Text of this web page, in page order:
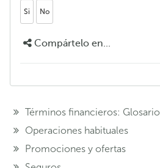
Si No
Compártelo en...
Términos financieros: Glosario
Operaciones habituales
Promociones y ofertas